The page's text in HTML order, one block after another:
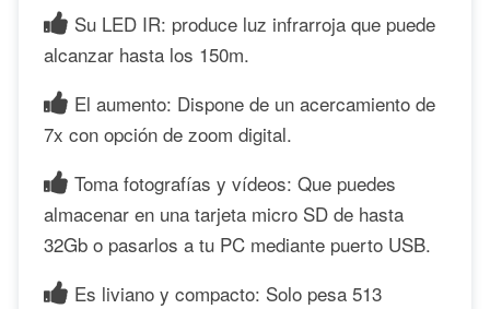
Su LED IR: produce luz infrarroja que puede
alcanzar hasta los 150m.
El aumento: Dispone de un acercamiento de
7x con opción de zoom digital.
Toma fotografías y vídeos: Que puedes
almacenar en una tarjeta micro SD de hasta
32Gb o pasarlos a tu PC mediante puerto USB.
Es liviano y compacto: Solo pesa 513